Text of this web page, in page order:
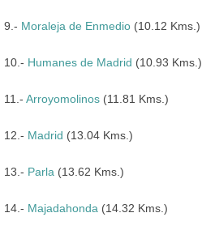
9.- Moraleja de Enmedio (10.12 Kms.)
10.- Humanes de Madrid (10.93 Kms.)
11.- Arroyomolinos (11.81 Kms.)
12.- Madrid (13.04 Kms.)
13.- Parla (13.62 Kms.)
14.- Majadahonda (14.32 Kms.)